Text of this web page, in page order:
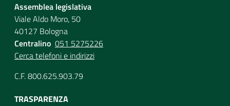
Assemblea legislativa
Viale Aldo Moro, 50
40127 Bologna
Centralino 051 5275226
Cerca telefoni e indirizzi
C.F. 800.625.903.79
TRASPARENZA